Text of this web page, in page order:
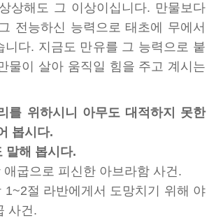
상해도 그 이상이십니다. 만물보다
전능하신 능력으로 태초에 무에서
니다. 지금도 만유를 그 능력으로 붙
물이 살아 움직일 힘을 주고 계시는
를 위하시니 아무도 대적하지 못한
봅시다.
말해 봅시다.
굽으로 피신한 아브라함 사건.
절 라반에게서 도망치기 위해 야
사건.